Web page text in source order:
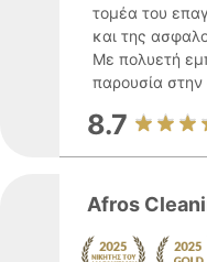
τομέα του
και της
Με πολυετή
παρουσία στην
8.7
Afros